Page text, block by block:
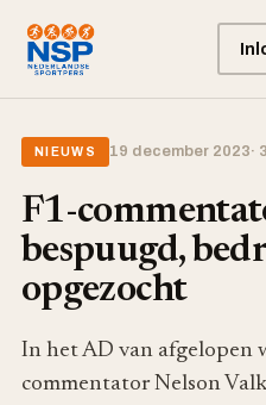
NIEUWS 19 december 2023·
F1-
bespuugd,
opgezocht
In het AD van afgelopen
commentator Nelson